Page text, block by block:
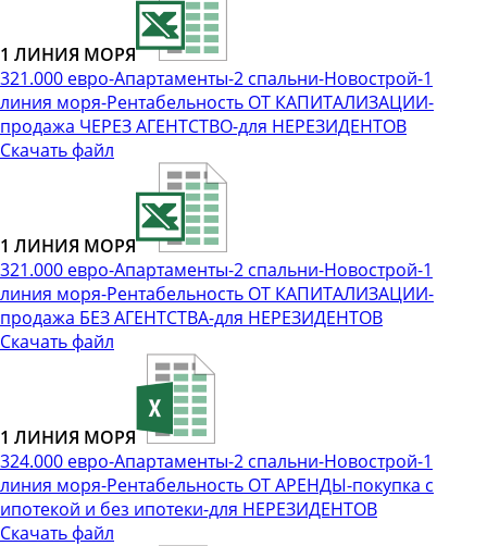
1 ЛИНИЯ МОРЯ
321.000 евро-Апартаменты-2 спальни-Новострой-1
линия моря-Рентабельность ОТ КАПИТАЛИЗАЦИИ-
продажа ЧЕРЕЗ АГЕНТСТВО-для НЕРЕЗИДЕНТОВ
Скачать файл
1 ЛИНИЯ МОРЯ
321.000 евро-Апартаменты-2 спальни-Новострой-1
линия моря-Рентабельность ОТ КАПИТАЛИЗАЦИИ-
продажа БЕЗ АГЕНТСТВА-для НЕРЕЗИДЕНТОВ
Скачать файл
1 ЛИНИЯ МОРЯ
324.000 евро-Апартаменты-2 спальни-Новострой-1
линия моря-Рентабельность ОТ АРЕНДЫ-покупка с
ипотекой и без ипотеки-для НЕРЕЗИДЕНТОВ
Скачать файл